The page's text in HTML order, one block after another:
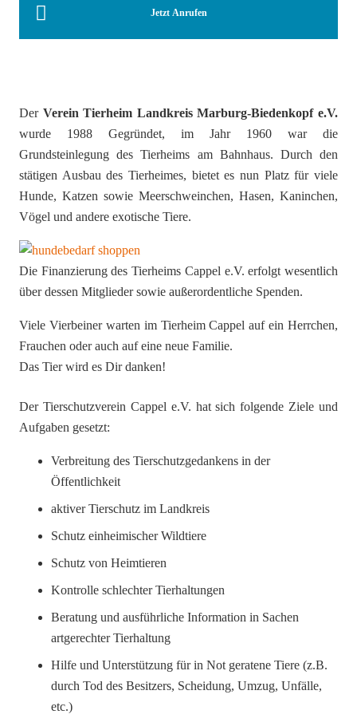
Jetzt Anrufen
Der Verein Tierheim Landkreis Marburg-Biedenkopf e.V.
wurde 1988 Gegründet, im Jahr 1960 war die
Grundsteinlegung des Tierheims am Bahnhaus. Durch den
stätigen Ausbau des Tierheimes, bietet es nun Platz für viele
Hunde, Katzen sowie Meerschweinchen, Hasen, Kaninchen,
Vögel und andere exotische Tiere.
Die Finanzierung des Tierheims Cappel e.V. erfolgt wesentlich
über dessen Mitglieder sowie außerordentliche Spenden.
Viele Vierbeiner warten im Tierheim Cappel auf ein Herrchen,
Frauchen oder auch auf eine neue Familie.
Das Tier wird es Dir danken!
Der Tierschutzverein Cappel e.V. hat sich folgende Ziele und
Aufgaben gesetzt:
Verbreitung des Tierschutzgedankens in der
Öffentlichkeit
aktiver Tierschutz im Landkreis
Schutz einheimischer Wildtiere
Schutz von Heimtieren
Kontrolle schlechter Tierhaltungen
Beratung und ausführliche Information in Sachen
artgerechter Tierhaltung
Hilfe und Unterstützung für in Not geratene Tiere (z.B.
durch Tod des Besitzers, Scheidung, Umzug, Unfälle,
etc.)